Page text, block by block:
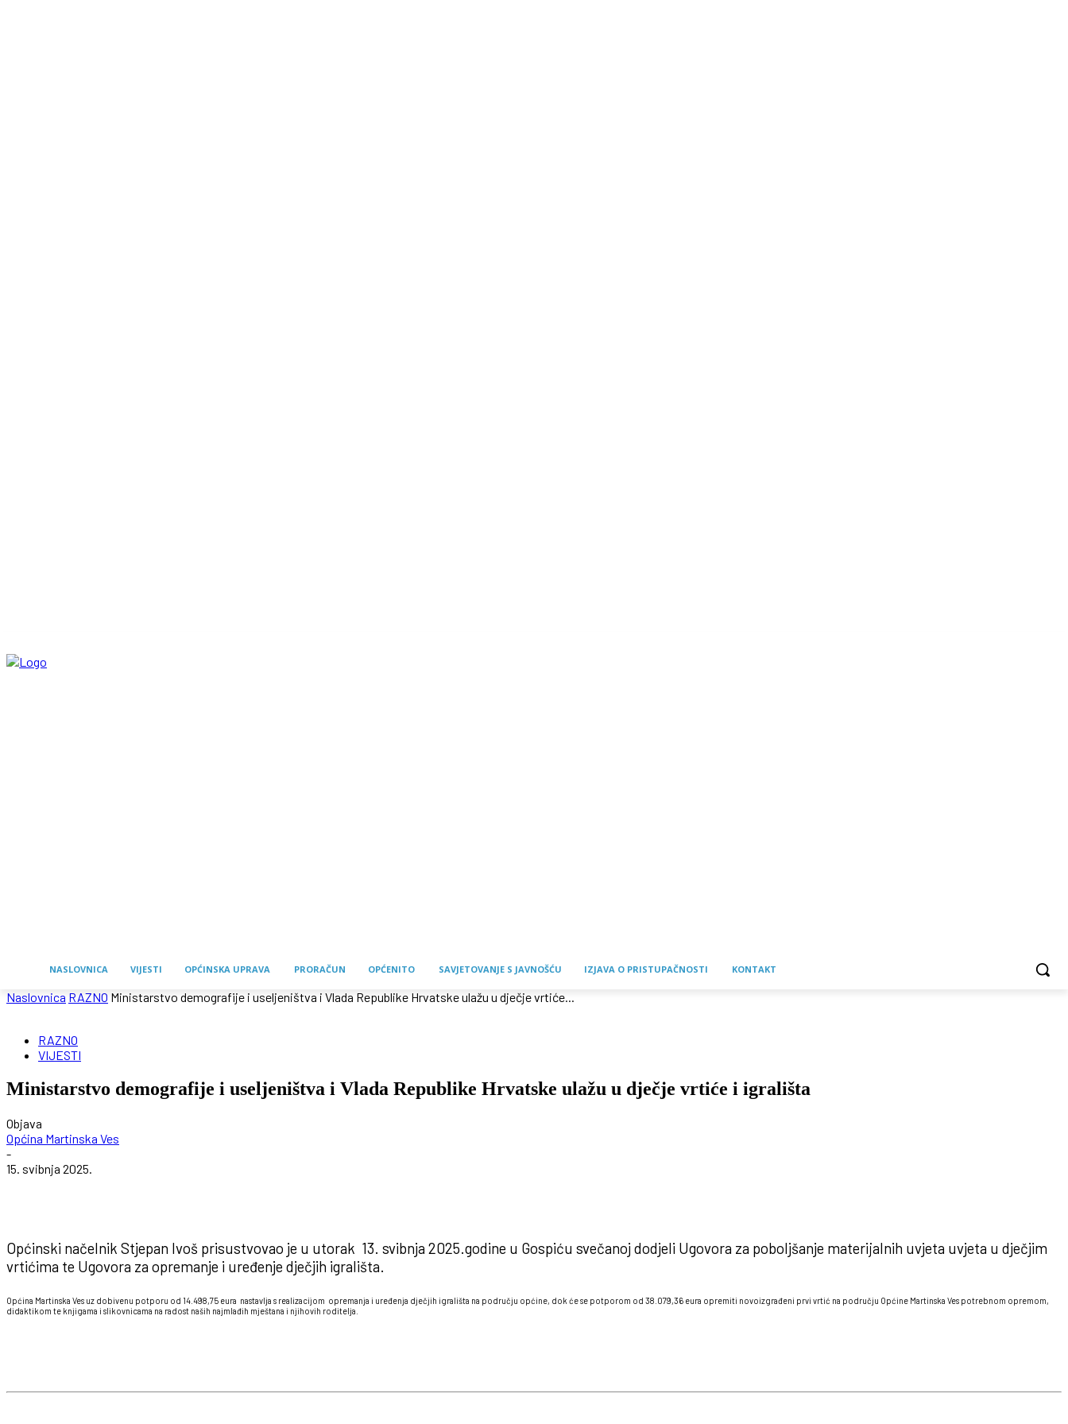
NASLOVNICA VIJESTI OPĆINSKA UPRAVA PRORAČUN OPĆENITO SAVJETOVANJE S JAVNOŠĆU IZJAVA O PRISTUPAČNOSTI KONTAKT
Naslovnica RAZNO Ministarstvo demografije i useljeništva i Vlada Republike Hrvatske ulažu u dječje vrtiće...
RAZNO
VIJESTI
Ministarstvo demografije i useljeništva i Vlada Republike Hrvatske ulažu u dječje vrtiće i igrališta
Objava
Općina Martinska Ves
-
15. svibnja 2025.
Općinski načelnik Stjepan Ivoš prisustvovao je u utorak 13. svibnja 2025.godine u Gospiću svečanoj dodjeli Ugovora za poboljšanje materijalnih uvjeta uvjeta u dječjim
vrtićima te Ugovora za opremanje i uređenje dječjih igrališta.
Općina Martinska Ves uz dobivenu potporu od 14.498,75 eura nastavlja s realizacijom opremanja i uređenja dječjih igrališta na području općine, dok će se potporom od 38.079,36 eura opremiti novoizgrađeni prvi vrtić na području Općine Martinska Ves potrebnom opremom,
didaktikom te knjigama i slikovnicama na radost naših najmlađih mještana i njihovih roditelja.